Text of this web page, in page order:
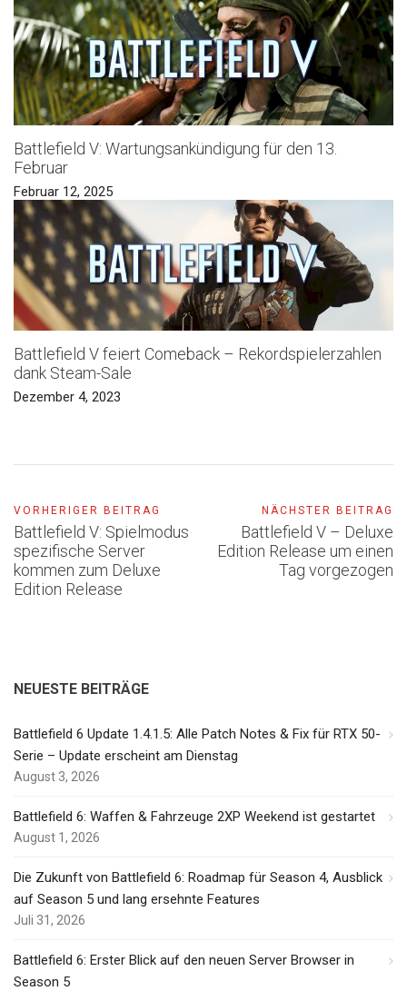
Battlefield V: Wartungsankündigung für den 13.
Februar
Februar 12, 2025
Battlefield V feiert Comeback – Rekordspielerzahlen
dank Steam-Sale
Dezember 4, 2023
VORHERIGER BEITRAG
Battlefield V: Spielmodus
spezifische Server
kommen zum Deluxe
Edition Release
NÄCHSTER BEITRAG
Battlefield V – Deluxe
Edition Release um einen
Tag vorgezogen
NEUESTE BEITRÄGE
Battlefield 6 Update 1.4.1.5: Alle Patch Notes & Fix für RTX 50-
Serie – Update erscheint am Dienstag
August 3, 2026
Battlefield 6: Waffen & Fahrzeuge 2XP Weekend ist gestartet
August 1, 2026
Die Zukunft von Battlefield 6: Roadmap für Season 4, Ausblick
auf Season 5 und lang ersehnte Features
Juli 31, 2026
Battlefield 6: Erster Blick auf den neuen Server Browser in
Season 5